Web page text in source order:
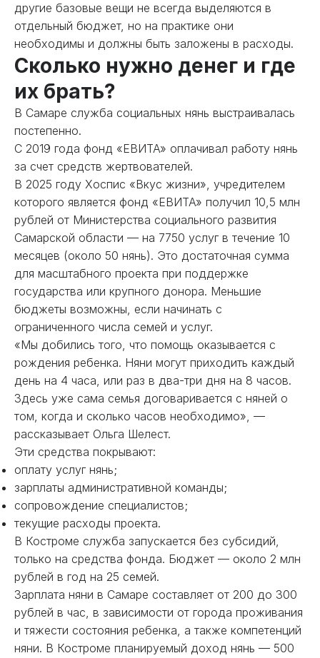
другие базовые вещи не всегда выделяются в
отдельный бюджет, но на практике они
необходимы и должны быть заложены в расходы.
Сколько нужно денег и где
их брать?
В Самаре служба социальных нянь выстраивалась
постепенно.
С 2019 года фонд «ЕВИТА» оплачивал работу нянь
за счет средств жертвователей.
В 2025 году Хоспис «Вкус жизни», учредителем
которого является фонд «ЕВИТА» получил 10,5 млн
рублей от Министерства социального развития
Самарской области — на 7750 услуг в течение 10
месяцев (около 50 нянь). Это достаточная сумма
для масштабного проекта при поддержке
государства или крупного донора. Меньшие
бюджеты возможны, если начинать с
ограниченного числа семей и услуг.
«Мы добились того, что помощь оказывается с
рождения ребенка. Няни могут приходить каждый
день на 4 часа, или раз в два-три дня на 8 часов.
Здесь уже сама семья договаривается с няней о
том, когда и сколько часов необходимо», —
рассказывает Ольга Шелест.
Эти средства покрывают:
оплату услуг нянь;
зарплаты административной команды;
сопровождение специалистов;
текущие расходы проекта.
В Костроме служба запускается без субсидий,
только на средства фонда. Бюджет — около 2 млн
рублей в год на 25 семей.
Зарплата няни в Самаре составляет от 200 до 300
рублей в час, в зависимости от города проживания
и тяжести состояния ребенка, а также компетенций
няни. В Костроме планируемый доход нянь — 500